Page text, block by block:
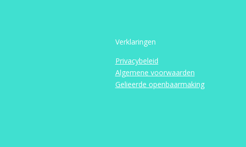
Verklaringen
Privacybeleid
Algemene voorwaarden
Gelieerde openbaarmaking